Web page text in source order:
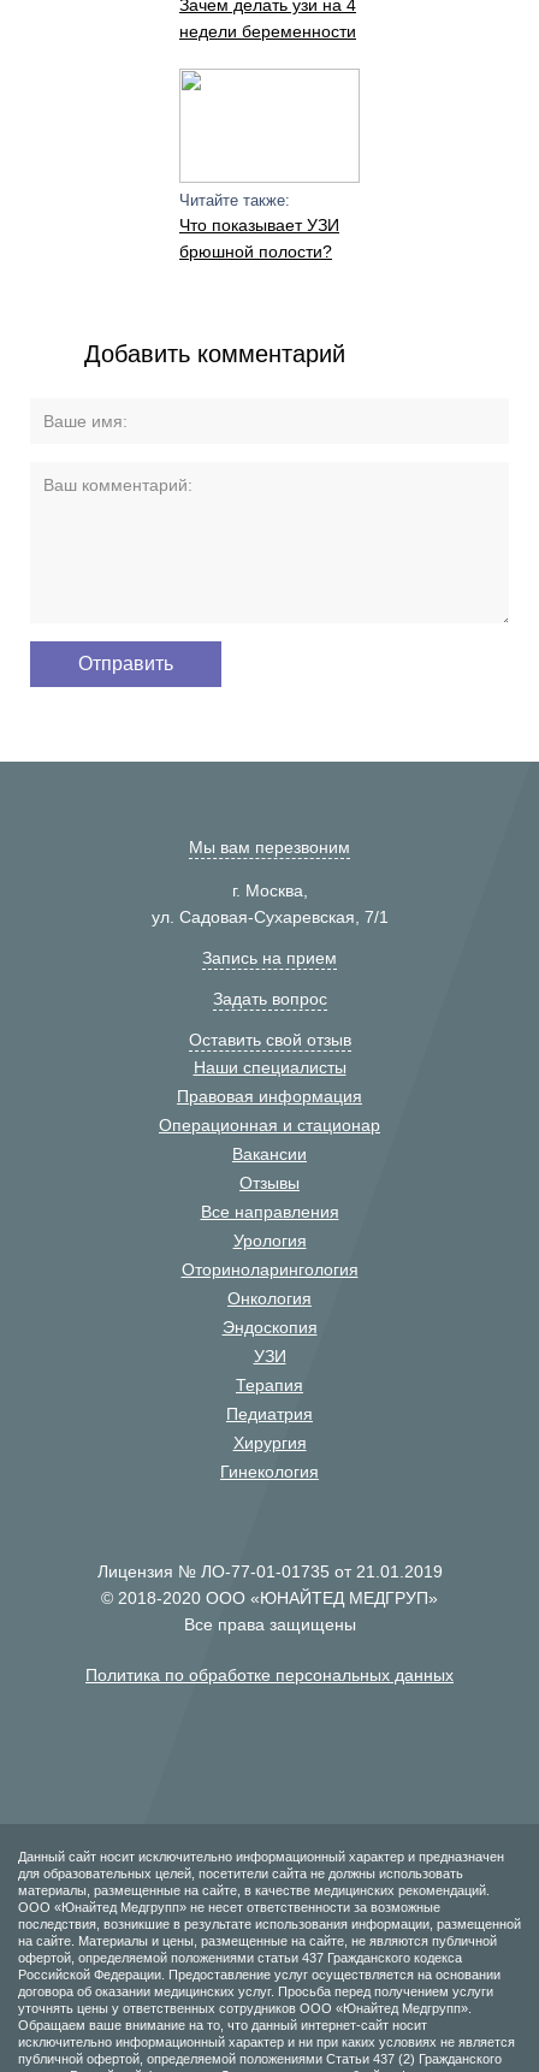
Зачем делать узи на 4
недели беременности
Читайте также:
Что показывает УЗИ
брюшной полости?
Добавить комментарий
Мы вам перезвоним
г. Москва,
ул. Садовая-Сухаревская, 7/1
Запись на прием
Задать вопрос
Оставить свой отзыв
Наши специалисты
Правовая информация
Операционная и стационар
Вакансии
Отзывы
Все направления
Урология
Оториноларингология
Онкология
Эндоскопия
УЗИ
Терапия
Педиатрия
Хирургия
Гинекология
Лицензия № ЛО-77-01-01735 от 21.01.2019
© 2018-2020 ООО «ЮНАЙТЕД МЕДГРУП»
Все права защищены
Политика по обработке персональных данных
Данный сайт носит исключительно информационный характер и предназначен
для образовательных целей, посетители сайта не должны использовать
материалы, размещенные на сайте, в качестве медицинских рекомендаций.
ООО «Юнайтед Медгрупп» не несет ответственности за возможные
последствия, возникшие в результате использования информации, размещенной
на сайте. Материалы и цены, размещенные на сайте, не являются публичной
офертой, определяемой положениями статьи 437 Гражданского кодекса
Российской Федерации. Предоставление услуг осуществляется на основании
договора об оказании медицинских услуг. Просьба перед получением услуги
уточнять цены у ответственных сотрудников ООО «Юнайтед Медгрупп».
Обращаем ваше внимание на то, что данный интернет-сайт носит
исключительно информационный характер и ни при каких условиях не является
публичной офертой, определяемой положениями Статьи 437 (2) Гражданского